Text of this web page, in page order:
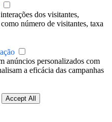
dos visitantes,
número de visitantes, taxa
anúncios personalizados com
a eficácia das campanhas
Accept All